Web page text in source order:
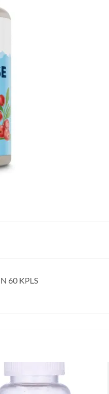
60 KPLS